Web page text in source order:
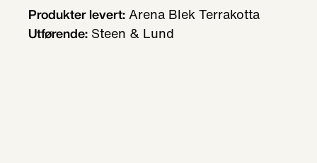
Produkter levert: Arena Blek Terrakotta
Utførende: Steen & Lund